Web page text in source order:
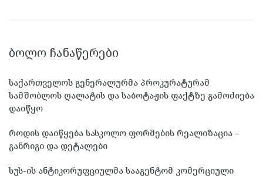
ᲑᲝᲚᲝ ᲩᲐᲜᲐᲬᲔᲠᲔᲑᲘ
საქართველოს გენერალურმა პროკურატურამ
სამშობლოს ღალატის და საბოტაჟის ფაქტზე გამოძიება
დაიწყო
როდის დაიწყება სასკოლო ფორმების რეალიზაცია –
განრიგი და დეტალები
სუს-ის ანტიკორუფციულმა სააგენტომ კომერციული